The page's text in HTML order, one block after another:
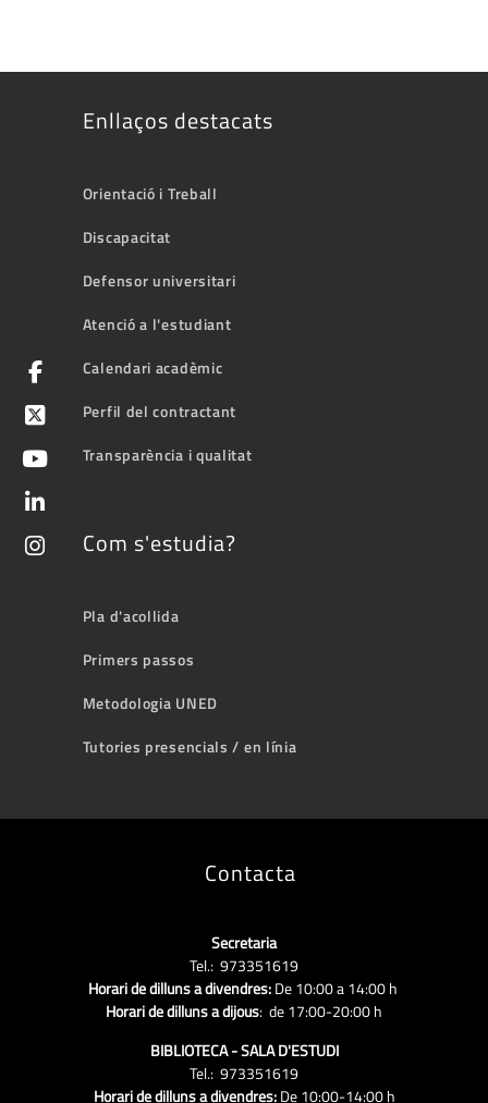
Enllaços destacats
Orientació i Treball
Discapacitat
Defensor universitari
Atenció a l'estudiant
Calendari acadèmic
Perfil del contractant
Transparència i qualitat
Com s'estudia?
Pla d'acollida
Primers passos
Metodologia UNED
Tutories presencials / en línia
Contacta
Secretaria
Tel.: 973351619
Horari de dilluns a divendres:De 10:00 a 14:00 h
Horari de dilluns a dijous: de 17:00-20:00 h
BIBLIOTECA - SALA D'ESTUDI
Tel.: 973351619
Horari de dilluns a divendres:De 10:00-14:00 h